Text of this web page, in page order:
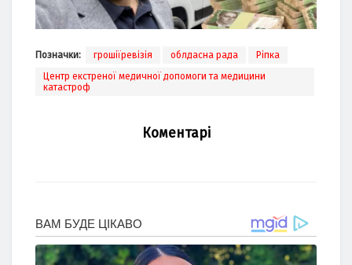
Позначки: грошіїревізія облдасна рада
Ріпка
Центр екстреної медичної допомоги та медицини
катастроф
Коментарі